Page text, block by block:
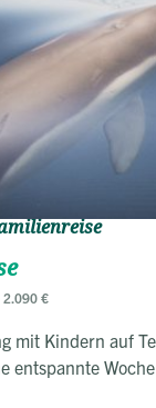
2.090 €
mit Kindern auf
entspannte